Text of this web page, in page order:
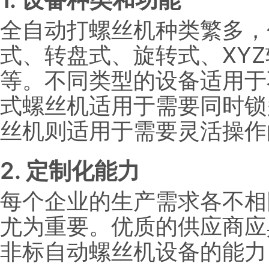
全自动打螺丝机种类繁多
式、转盘式、旋转式、
等。不同类型的设备适用
式螺丝机适用于需要同时
丝机则适用于需要灵活操
2. 定制化能力
每个企业的生产需求各不
尤为重要。优质的供应商
非标自动螺丝机设备的能